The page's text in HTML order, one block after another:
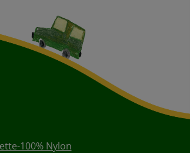
100% Nylon